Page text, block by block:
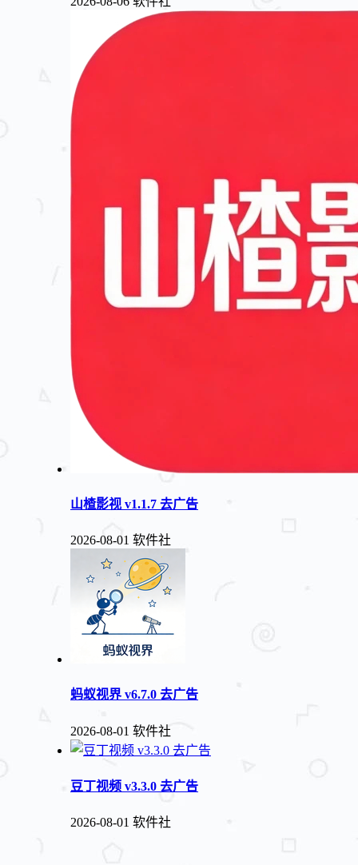
山楂影视 v1.1.7 去广告
2026-08-01 软件社
蚂蚁视界 v6.7.0 去广告
2026-08-01 软件社
豆丁视频 v3.3.0 去广告
2026-08-01 软件社